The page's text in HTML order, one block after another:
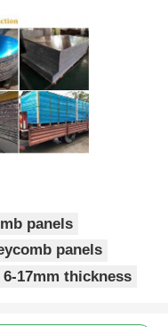
panels
panels
17mm thickness